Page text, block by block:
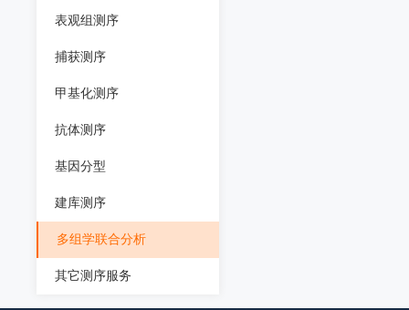
表观组测序
捕获测序
甲基化测序
抗体测序
基因分型
建库测序
多组学联合分析
其它测序服务